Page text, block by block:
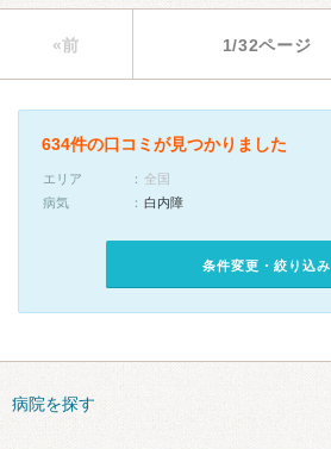
«前 1/32ページ
634件の口コミが見つかりました
エリア
全国
病気
白内障
条件変更・絞り込み
病院を探す